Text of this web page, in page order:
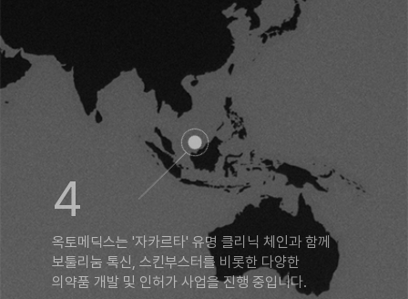
4
옥토메딕스는 '자카르타' 유명 클리닉 체인과 함께
보툴리눔 톡신, 스킨부스터를 비롯한 다양한
의약품 개발 및 인허가 사업을 진행 중입니다.